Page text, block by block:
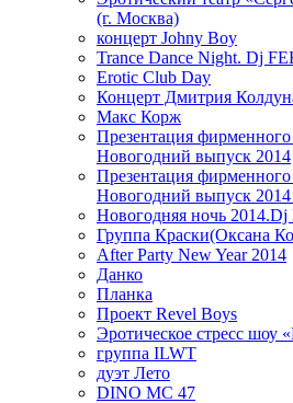
(г. Москва)
концерт Johny Boy
Trance Dance Night. Dj
Erotic Club Day
Концерт Дмитрия
Макс Корж
Презентация
Новогодний выпуск 2014
Презентация
Новогодний выпуск 2014
Новогодняя ночь
Группа Краски(Оксана
After Party New Year 2014
Данко
Планка
Проект Revel Boys
Эротическое стресс шоу
группа ILWT
дуэт Лето
DINO MC 47